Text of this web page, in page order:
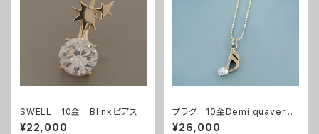
SWELL 10金 Blinkピアス
¥22,000
プラグ 10金Demi quaverペ
ンダント
¥26,000